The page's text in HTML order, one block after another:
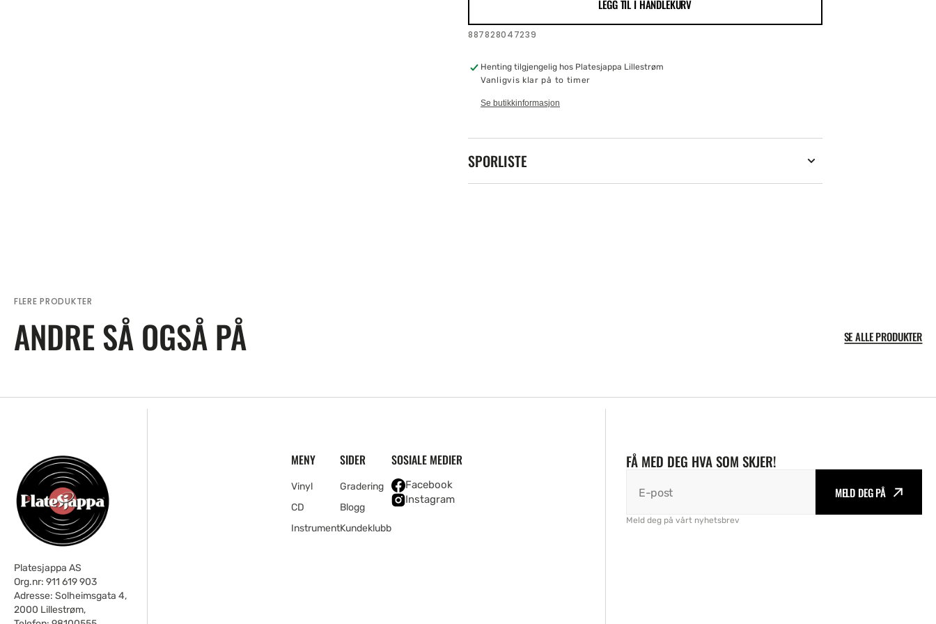
LEGG TIL I HANDLEKURV
SKU:
887828047239
Henting tilgjengelig hos Platesjappa Lillestrøm
Vanligvis klar på to timer
Se butikkinformasjon
SPORLISTE
FLERE PRODUKTER
ANDRE SÅ OGSÅ PÅ SE ALLE PRODUKTER
Platesjappa AS
Org.nr: 911 619 903
Adresse: Solheimsgata 4,
2000 Lillestrøm,
MENY
Vinyl
CD
Instrument
SIDER
Gradering
Blogg
Kundeklubb
SOSIALE MEDIER
Facebook
Instagram
FÅ MED DEG HVA SOM SKJER!
E-post MELD DEG PÅ
Meld deg på vårt nyhetsbrev